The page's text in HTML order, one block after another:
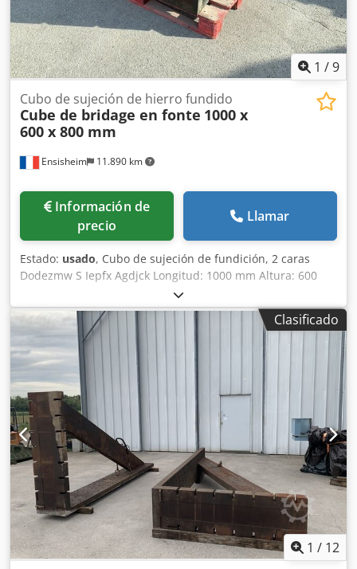
1 /9
Ensisheim 11.890 km
Cubo de sujeción de hierro fundido
Cube de bridage en fonte 1000 x
600 x 800 mm
Información de
precio
Llamar
Estado: usado, Cubo de sujeción de fundición, 2 caras
Dodezmw S Iepfx Agdjck Longitud: 1000 mm Altura: 600
mm Profundidad: 800 mm Dimensiones de ranuras en T:
38 x 22 mm Peso: aprox. 600 kg
Clasificado
1 / 12